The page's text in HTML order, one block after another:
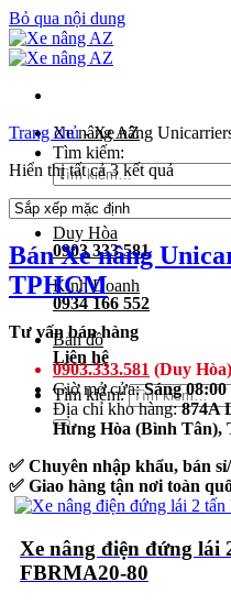
Bỏ qua nội dung
Xe nâng AZ
Tìm kiếm:
Duy Hòa
0903 333 581
Kinh Doanh
0934 166 552
Bản đồ
Liên hệ
Tìm kiếm:
Trang chủ-Xe nâng
Hiển thị tất cả 3 kết quả
Bán Xe nâng
TPHCM
Tư vấn bán hàng
0903.333.581 (Duy Hòa)
Giờ mở cửa:Sáng
Địa chỉ kho hàng:874A
Hưng Hòa (Bình Tân),
✅ Chuyên nhập khẩu, bán
✅ Giao hàng tận nơi toàn
Xe nâng điện đứng lái
FBRMA20-80